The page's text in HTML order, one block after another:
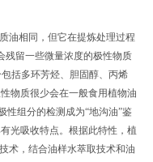
相同，但它在提炼处理过程
残留一些微量浓度的极性物质
括多环芳烃、胆固醇、丙烯
物质很少会在一般食用植物油
性组分的检测成为“地沟油”鉴
光吸收特点。根据此特性，植
术，结合油样水萃取技术和油